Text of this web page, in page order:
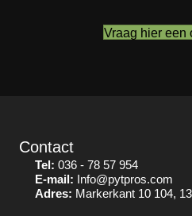
Vraag hier een
Contact
Tel: 036 - 78 57 954
E-mail: Info@pytpros.com
Adres: Markerkant 10 104,